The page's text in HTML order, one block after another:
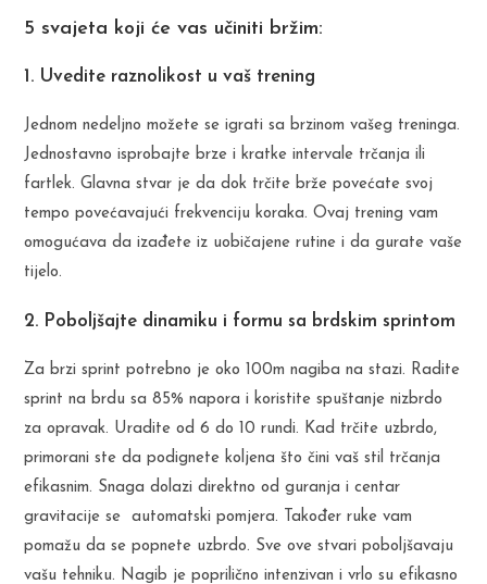
5 svajeta koji će vas učiniti bržim:
1. Uvedite raznolikost u vaš trening
Jednom nedeljno možete se igrati sa brzinom vašeg treninga.
Jednostavno isprobajte brze i kratke intervale trčanja ili
fartlek. Glavna stvar je da dok trčite brže povećate svoj
tempo povećavajući frekvenciju koraka. Ovaj trening vam
omogućava da izađete iz uobičajene rutine i da gurate vaše
tijelo.
2. Poboljšajte dinamiku i formu sa brdskim sprintom
Za brzi sprint potrebno je oko 100m nagiba na stazi. Radite
sprint na brdu sa 85% napora i koristite spuštanje nizbrdo
za opravak. Uradite od 6 do 10 rundi. Kad trčite uzbrdo,
primorani ste da podignete koljena što čini vaš stil trčanja
efikasnim. Snaga dolazi direktno od guranja i centar
gravitacije se automatski pomjera. Također ruke vam
pomažu da se popnete uzbrdo. Sve ove stvari poboljšavaju
vašu tehniku. Nagib je poprilično intenzivan i vrlo su efikasno